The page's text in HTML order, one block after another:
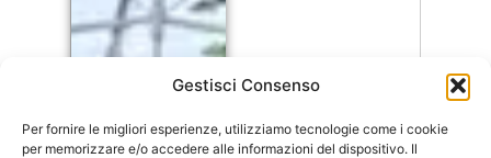
Gestisci Consenso
Per fornire le migliori esperienze, utilizziamo tecnologie come i cookie
per memorizzare e/o accedere alle informazioni del dispositivo. Il